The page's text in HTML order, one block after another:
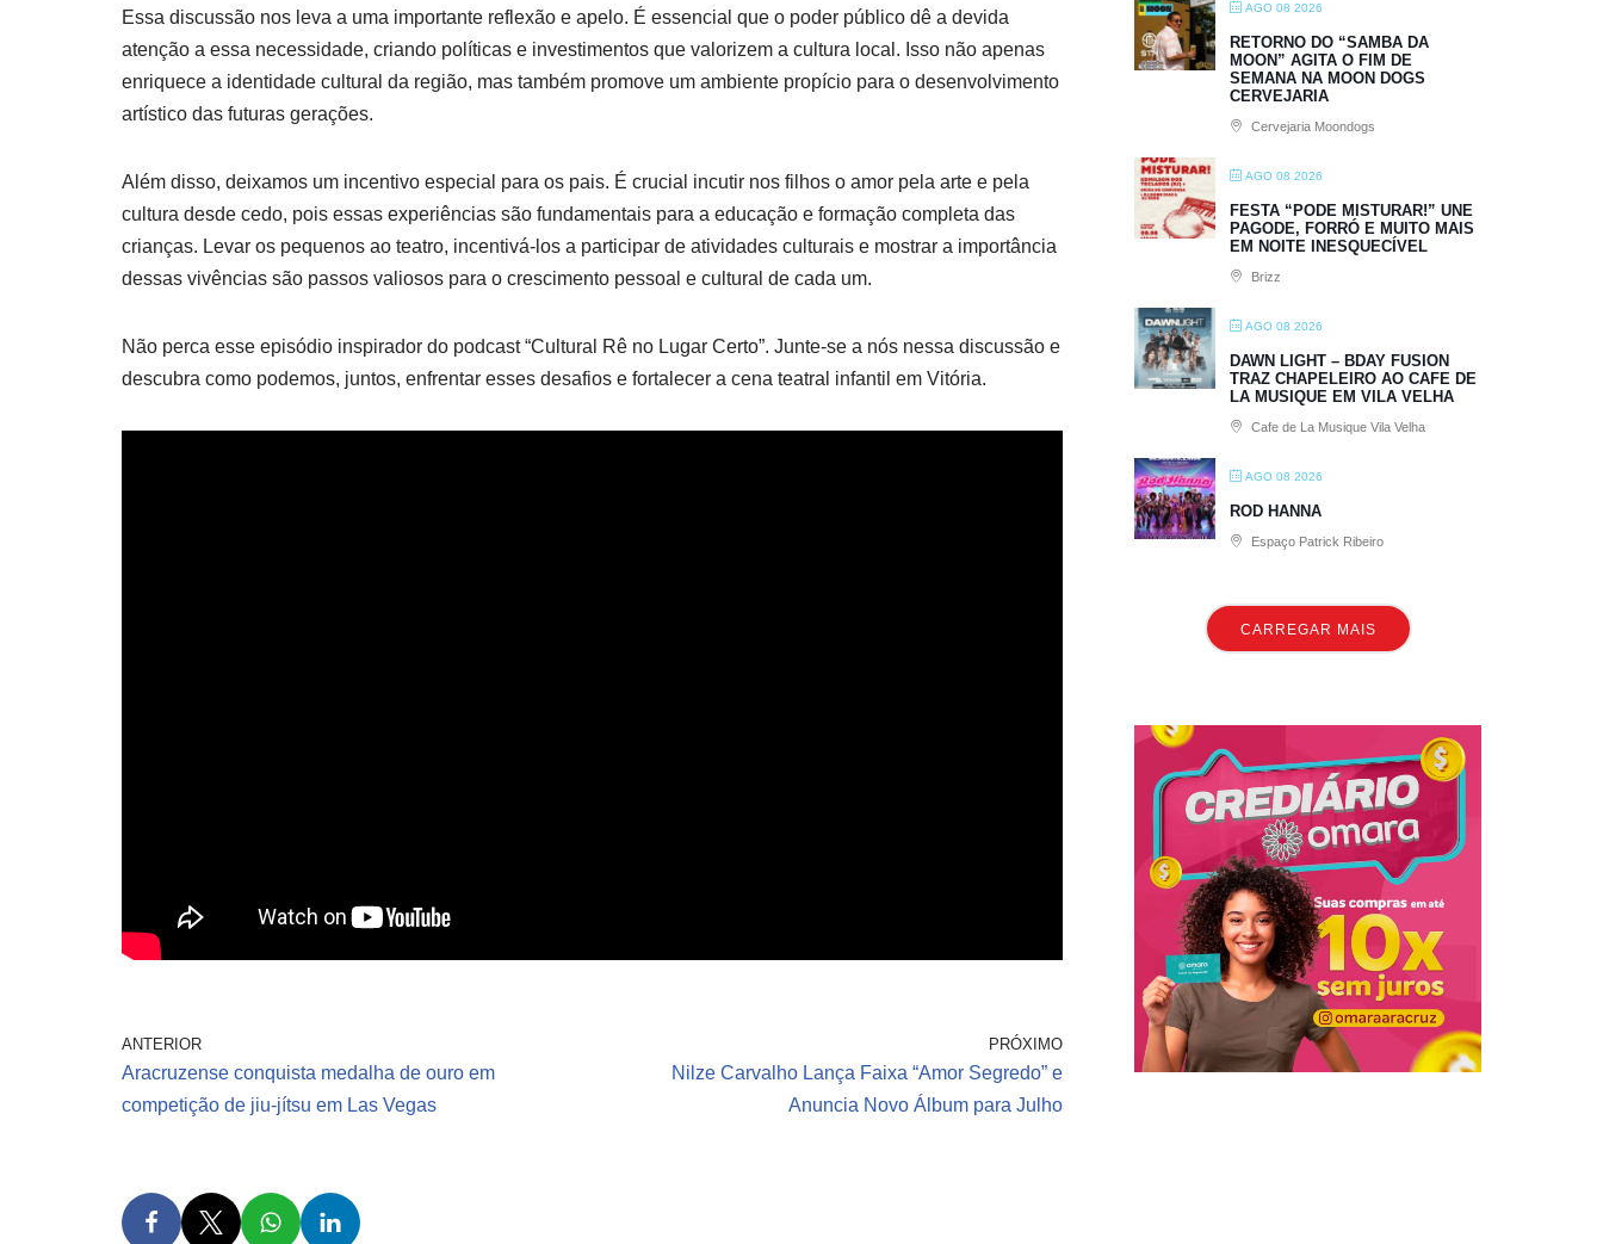
Essa discussão nos leva a uma importante reflexão e apelo. É essencial que o poder público dê a devida
atenção a essa necessidade, criando políticas e investimentos que valorizem a cultura local. Isso não apenas
enriquece a identidade cultural da região, mas também promove um ambiente propício para o desenvolvimento
artístico das futuras gerações.
Além disso, deixamos um incentivo especial para os pais. É crucial incutir nos filhos o amor pela arte e pela
cultura desde cedo, pois essas experiências são fundamentais para a educação e formação completa das
crianças. Levar os pequenos ao teatro, incentivá-los a participar de atividades culturais e mostrar a importância
dessas vivências são passos valiosos para o crescimento pessoal e cultural de cada um.
Não perca esse episódio inspirador do podcast “Cultural Rê no Lugar Certo”. Junte-se a nós nessa discussão e
descubra como podemos, juntos, enfrentar esses desafios e fortalecer a cena teatral infantil em Vitória.
ANTERIOR
Aracruzense conquista medalha de ouro em
competição de jiu-jítsu em Las Vegas
PRÓXIMO
Nilze Carvalho Lança Faixa “Amor Segredo” e
Anuncia Novo Álbum para Julho
AGO 08 2026
RETORNO DO “SAMBA DA
MOON” AGITA O FIM DE
SEMANA NA MOON DOGS
CERVEJARIA
Cervejaria Moondogs
AGO 08 2026
FESTA “PODE MISTURAR!” UNE
PAGODE, FORRÓ E MUITO MAIS
EM NOITE INESQUECÍVEL
Brizz
AGO 08 2026
DAWN LIGHT – BDAY FUSION
TRAZ CHAPELEIRO AO CAFE DE
LA MUSIQUE EM VILA VELHA
Cafe de La Musique Vila Velha
AGO 08 2026
ROD HANNA
Espaço Patrick Ribeiro
CARREGAR MAIS